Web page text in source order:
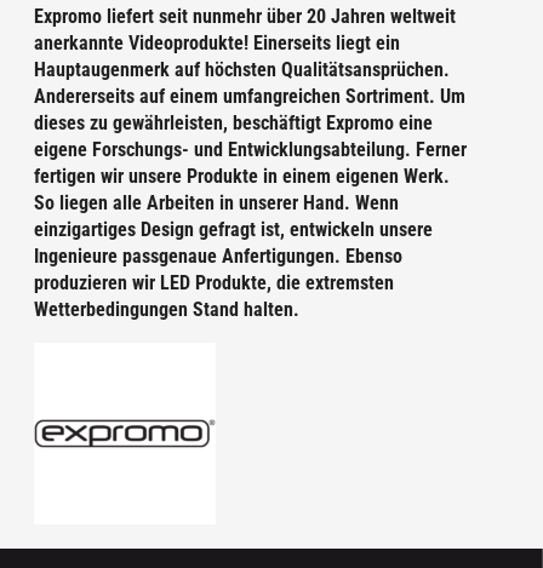
Expromo liefert seit nunmehr über 20 Jahren weltweit
anerkannte Videoprodukte! Einerseits liegt ein
Hauptaugenmerk auf höchsten Qualitätsansprüchen.
Andererseits auf einem umfangreichen Sortriment. Um
dieses zu gewährleisten, beschäftigt Expromo eine
eigene Forschungs- und Entwicklungsabteilung. Ferner
fertigen wir unsere Produkte in einem eigenen Werk.
So liegen alle Arbeiten in unserer Hand. Wenn
einzigartiges Design gefragt ist, entwickeln unsere
Ingenieure passgenaue Anfertigungen. Ebenso
produzieren wir LED Produkte, die extremsten
Wetterbedingungen Stand halten.